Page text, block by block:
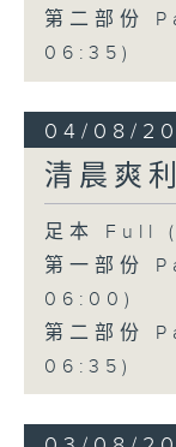
第二部份
06:35)
04/08/
清晨爽
足本 Full
第一部份
06:00)
第二部份
06:35)